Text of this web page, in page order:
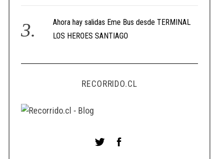
Ahora hay salidas Eme Bus desde TERMINAL
LOS HEROES SANTIAGO
RECORRIDO.CL